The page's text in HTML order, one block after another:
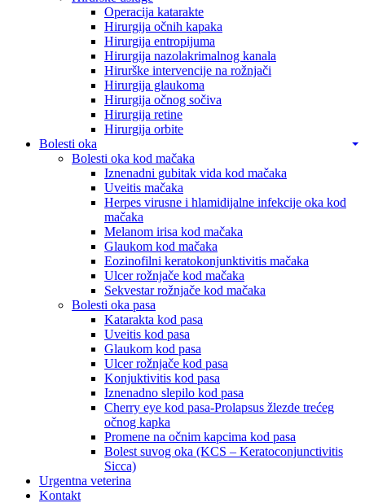
Operacija katarakte
Hirurgija očnih kapaka
Hirurgija entropijuma
Hirurgija nazolakrimalnog kanala
Hirurške intervencije na rožnjači
Hirurgija glaukoma
Hirurgija očnog sočiva
Hirurgija retine
Hirurgija orbite
Bolesti oka
Bolesti oka kod mačaka
Iznenadni gubitak vida kod mačaka
Uveitis mačaka
Herpes virusne i hlamidijalne infekcije oka kod
mačaka
Melanom irisa kod mačaka
Glaukom kod mačaka
Eozinofilni keratokonjunktivitis mačaka
Ulcer rožnjače kod mačaka
Sekvestar rožnjače kod mačaka
Bolesti oka pasa
Katarakta kod pasa
Uveitis kod pasa
Glaukom kod pasa
Ulcer rožnjače kod pasa
Konjuktivitis kod pasa
Iznenadno slepilo kod pasa
Cherry eye kod pasa-Prolapsus žlezde trećeg
očnog kapka
Promene na očnim kapcima kod pasa
Bolest suvog oka (KCS – Keratoconjunctivitis
Sicca)
Urgentna veterina
Kontakt